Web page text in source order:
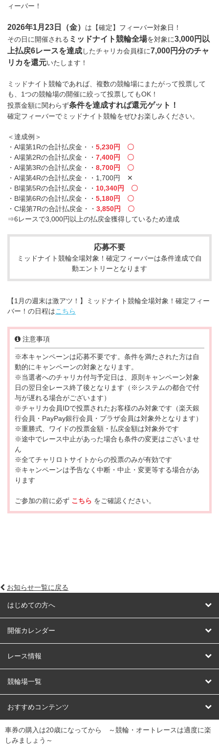
ィーバー！
2026年1月23日（金） は【確定】フィーバー対象日！
その日に開催される ミッドナイト競輪全場を対象に3,000円以
上払戻6レースを達成したチャリカ会員様に7,000円分のチャ
リカを還元いたします！
ミッドナイト競輪であれば、複数の競輪場にまたがって投票して
も、1つの競輪場の開催に絞って投票してもOK！
投票金額に関わらず条件を達成すれば還元ゲット！
確定フィーバーでミッドナイト競輪をぜひお楽しみください。
＜達成例＞
・A場第1Rの合計払戻金・・ 5,230円 〇
・A場第2Rの合計払戻金・・ 7,400円 〇
・A場第3Rの合計払戻金・・ 8,700円 〇
・A場第4Rの合計払戻金・・1,700円 ✕
・B場第5Rの合計払戻金・・ 10,340円 〇
・B場第6Rの合計払戻金・・ 5,180円 〇
・C場第7Rの合計払戻金・・ 3,850円 〇
⇒6レースで3,000円以上の払戻金獲得しているため達成
応募不要
ミッドナイト競輪全場対象！確定フィーバーは条件達成で自
動エントリーとなります
【1月の週末は激アツ！】ミッドナイト競輪全場対象！確定フィー
バー！の日程はこちら
注意事項
※本キャンペーンは応募不要です。条件を満たされた方は自
動的にキャンペーンの対象となります。
※当選者へのチャリカ付与予定日は、原則キャンペーン対象
日の翌日全レース終了後となります（※システムの都合で付
与が遅れる場合がございます）
※チャリカ会員IDで投票されたお客様のみ対象です（楽天銀
行会員・PayPay銀行会員・プラザ会員は対象外となります）
※重勝式、ワイドの投票金額・払戻金額は対象外です
※途中でレース中止があった場合も条件の変更はございませ
ん
※全てチャリロトサイトからの投票のみが有効です
※キャンペーンは予告なく中断・中止・変更等する場合があ
ります
ご参加の前に必ず こちら をご確認ください。
お知らせ一覧に戻る
はじめての方へ
はじめての方へ
開催カレンダー
競輪
オートレース
競輪くじ
Dokanto!
レース情報
レース予想
レース結果
キャリーオーバー一覧
競輪場一覧
北日本 函館競輪場
関
東
弥彦競輪場 前橋競輪場 取手競輪場 宇都宮競輪場
おすすめコンテンツ
競輪選手情報
車券の購入は20歳になってから ～競輪・オートレースは適度に楽
しみましょう～